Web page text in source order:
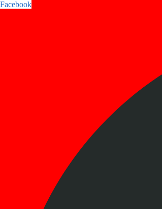
Facebook